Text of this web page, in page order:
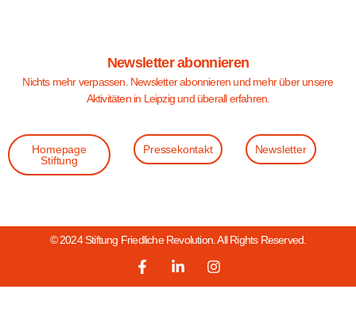
Newsletter abonnieren
Nichts mehr verpassen. Newsletter abonnieren und mehr über unsere
Aktivitäten in Leipzig und überall erfahren.
Homepage
Stiftung
Pressekontakt Newsletter
© 2024 Stiftung Friedliche Revolution. All Rights Reserved.